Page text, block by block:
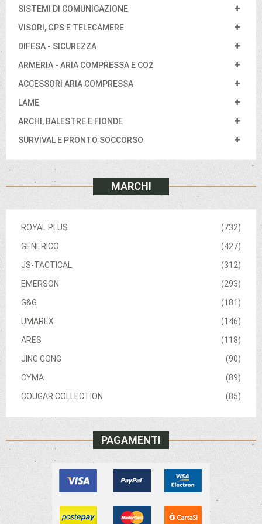
SISTEMI DI COMUNICAZIONE
VISORI, GPS E TELECAMERE
DIFESA - SICUREZZA
ARMERIA - ARIA COMPRESSA E CO2
ACCESSORI ARIA COMPRESSA
LAME
ARCHI, BALESTRE E FIONDE
SURVIVAL E PRONTO SOCCORSO
MARCHI
(732)
ROYAL PLUS
(427)
GENERICO
(312)
JS-TACTICAL
(293)
EMERSON
(181)
G&G
(146)
UMAREX
(118)
ARES
(90)
JING GONG
(89)
CYMA
(85)
COUGAR COLLECTION
PAGAMENTI